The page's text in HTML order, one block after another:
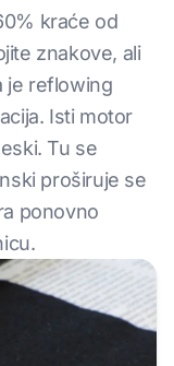
kraće od
znakove, ali
je reflowing
Isti motor
Tu se
proširuje se
ponovno